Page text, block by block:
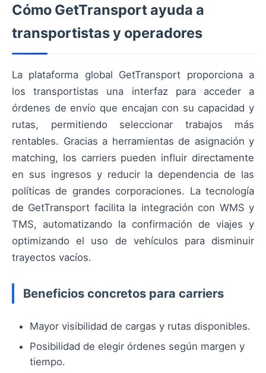
Cómo GetTransport ayuda a
transportistas y operadores
La plataforma global GetTransport proporciona a
los transportistas una interfaz para acceder a
órdenes de envío que encajan con su capacidad y
rutas, permitiendo seleccionar trabajos más
rentables. Gracias a herramientas de asignación y
matching, los carriers pueden influir directamente
en sus ingresos y reducir la dependencia de las
políticas de grandes corporaciones. La tecnología
de GetTransport facilita la integración con WMS y
TMS, automatizando la confirmación de viajes y
optimizando el uso de vehículos para disminuir
trayectos vacíos.
Beneficios concretos para carriers
Mayor visibilidad de cargas y rutas disponibles.
Posibilidad de elegir órdenes según margen y
tiempo.